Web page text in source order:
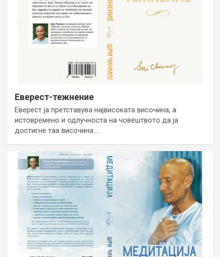
Еверест-тежнение
Еверест ја претставува највисоката височина, а
истовремено и одлучноста на човештвото да ја
достигне таа височина.…